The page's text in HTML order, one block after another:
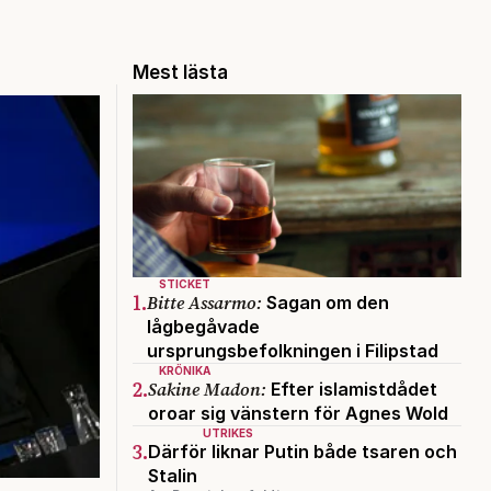
Mest lästa
STICKET
1.Bitte Assarmo: Sagan om den
lågbegåvade
ursprungsbefolkningen i Filipstad
KRÖNIKA
2.Sakine Madon: Efter islamistdådet
oroar sig vänstern för Agnes Wold
UTRIKES
3.Därför liknar Putin både tsaren och
Stalin